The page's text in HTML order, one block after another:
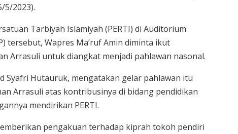
5/2023).
Tarbiyah Islamiyah (PERTI) di Auditorium
tersebut, Wapres Ma’ruf Amin diminta ikut
Arrasuli untuk diangkat menjadi pahlawan nasonal.
Syafri Hutauruk, mengatakan gelar pahlawan itu
Arrasuli atas kontribusinya di bidang pendidikan
mendirikan PERTI.
pengakuan terhadap kiprah tokoh pendiri